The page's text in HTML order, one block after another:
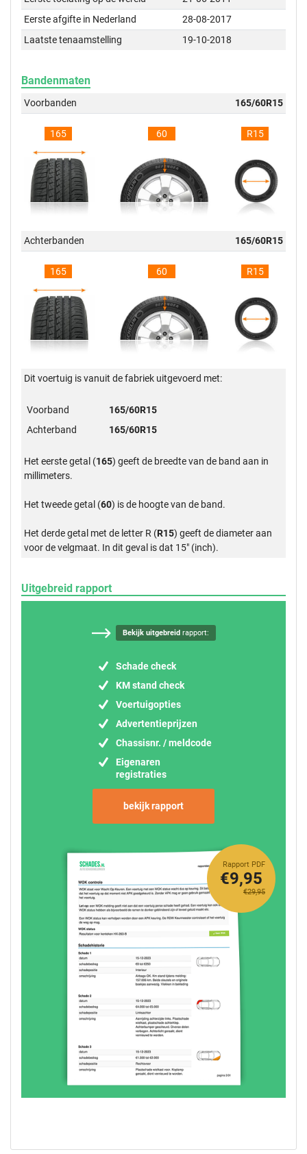
Eerste afgifte in Nederland
28-08-2017
Laatste tenaamstelling
19-10-2018
Bandenmaten
Voorbanden 165/60R15
165 60 R15
Achterbanden 165/60R15
165 60 R15
Dit voertuig is vanuit de fabriek uitgevoerd met:
Voorband
165/60R15
Achterband
165/60R15
Het eerste getal (165) geeft de breedte van de band aan in
millimeters.
Het tweede getal (60) is de hoogte van de band.
Het derde getal met de letter R (R15) geeft de diameter aan
voor de velgmaat. In dit geval is dat 15" (inch).
Uitgebreid rapport
Bekijk uitgebreid rapport:
Schade check
KM stand check
Voertuigopties
Advertentieprijzen
Chassisnr. / meldcode
Eigenaren
registraties
bekijk rapport
Rapport PDF
€29,95
€9,95